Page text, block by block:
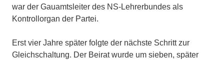
war der Gauamtsleiter des NS-Lehrerbundes als
Kontrollorgan der Partei.
Erst vier Jahre später folgte der nächste Schritt zur
Gleichschaltung. Der Beirat wurde um sieben, später